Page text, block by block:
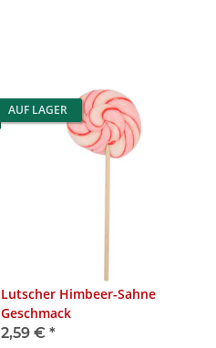
AUF LAGER
Lutscher Himbeer-Sahne
Geschmack
2,59 € *